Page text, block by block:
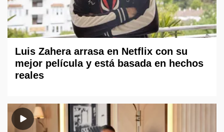
Luis Zahera arrasa en Netflix con su
mejor película y está basada en hechos
reales